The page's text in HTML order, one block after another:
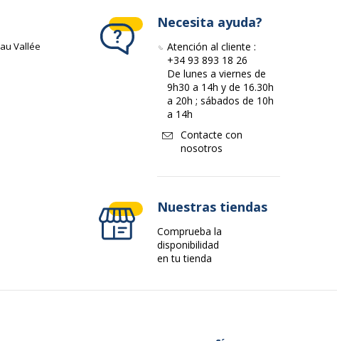
Vallée
Necesita ayuda?
Atención al cliente :
+34 93 893 18 26
De lunes a viernes de
9h30 a 14h y de 16.30h
a 20h ; sábados de 10h
a 14h
Contacte con
nosotros
Nuestras tiendas
Comprueba la
disponibilidad
en tu tienda